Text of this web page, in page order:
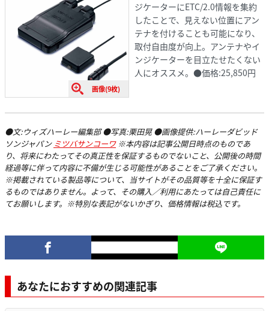
画像(9枚)
ジケーターにETC/2.0情報を集約
したことで、見えない位置にアン
テナを付けることも可能になり、
取付自由度が向上。アンテナやイ
ンジケーターを目立たせたくない
人にオススメ。●価格:25,850円
●文:ウィズハーレー編集部 ●写真:栗田晃 ●画像提供:ハーレーダビッド
ソンジャパン ミツバサンコーワ※本内容は記事公開日時点のものであ
り、将来にわたってその真正性を保証するものでないこと、公開後の時間
経過等に伴って内容に不備が生じる可能性があることをご了承ください。
※掲載されている製品等について、当サイトがその品質等を十全に保証す
るものではありません。よって、その購入／利用にあたっては自己責任に
てお願いします。※特別な表記がないかぎり、価格情報は税込です。
あなたにおすすめの関連記事